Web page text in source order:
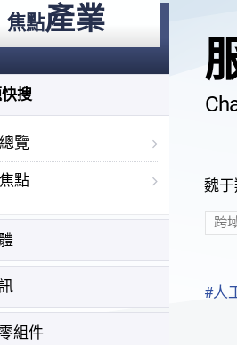
焦點產業
搜
覽
點
組件
魏
跨
#人